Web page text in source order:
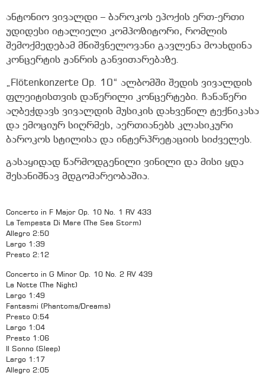
ანტონიო ვივალდი – ბაროკოს ეპოქის ერთ-ერთი
უდიდესი იტალიელი კომპოზიტორი, რომლის
შემოქმედებამ მნიშვნელოვანი გავლენა მოახდინა
კონცერტის ჟანრის განვითარებაზე.
„Flötenkonzerte Op. 10“ ალბომში შედის ვივალდის
ფლეიტისთვის დაწერილი კონცერტები. ჩანაწერი
აღბეჭდავს ვივალდის მუსიკის დახვეწილ ტექნიკასა
და ემოციურ სიღრმეს, აერთიანებს კლასიკური
ბაროკოს სტილისა და ინტერპრეტაციის სიძველეს.
გასაყიდად წარმოდგენილი ვინილი და მისი ყდა
შესანიშნავ მდგომარეობაშია.
Concerto in F Major Op. 10 No. 1 RV 433
La Tempesta Di Mare (The Sea Storm)
Allegro 2:50
Largo 1:39
Presto 2:12
Concerto in G Minor Op. 10 No. 2 RV 439
La Notte (The Night)
Largo 1:49
Fantasmi (Phantoms/Dreams)
Presto 0:54
Largo 1:04
Presto 1:06
Il Sonno (Sleep)
Largo 1:17
Allegro 2:05